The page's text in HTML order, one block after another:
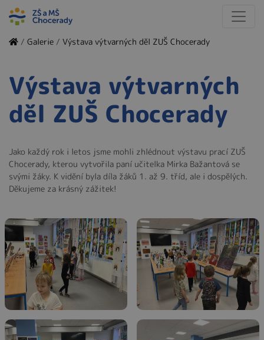
/ Galerie / Výstava výtvarných děl ZUŠ Chocerady
Výstava výtvarných
děl ZUŠ Chocerady
Jako každý rok i letos jsme mohli zhlédnout výstavu prací ZUŠ
Chocerady, kterou vytvořila paní učitelka Mirka Bažantová se
svými žáky. K vidění byla díla žáků 1. až 9. tříd, ale i dospělých.
Děkujeme za krásný zážitek!